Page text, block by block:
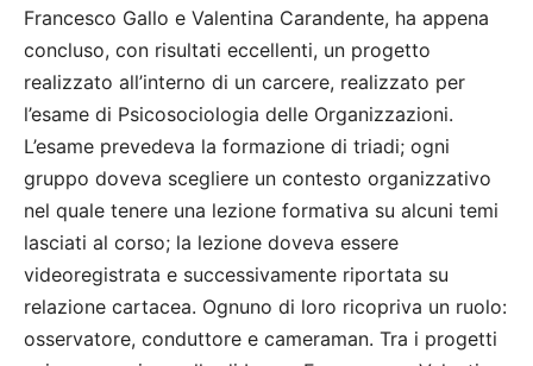
Francesco Gallo e Valentina Carandente, ha appena
concluso, con risultati eccellenti, un progetto
realizzato all’interno di un carcere, realizzato per
l’esame di Psicosociologia delle Organizzazioni.
L’esame prevedeva la formazione di triadi; ogni
gruppo doveva scegliere un contesto organizzativo
nel quale tenere una lezione formativa su alcuni temi
lasciati al corso; la lezione doveva essere
videoregistrata e successivamente riportata su
relazione cartacea. Ognuno di loro ricopriva un ruolo:
osservatore, conduttore e cameraman. Tra i progetti